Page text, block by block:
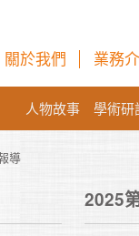
關於我們 業務
人物故事 學術研
導
2025